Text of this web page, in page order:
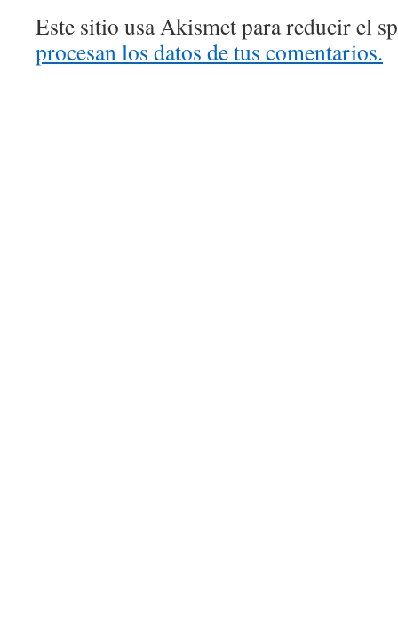
Este sitio usa Akismet para reducir el
procesan los datos de tus comentarios.